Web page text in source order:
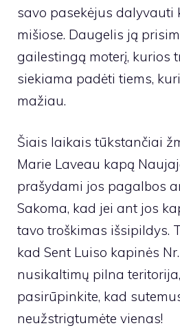
savo pasekėjus dalyvauti
mišiose. Daugelis ją
gailestingą moterį, kurios
siekiama padėti tiems,
mažiau.
Šiais laikais tūkstančiai
Marie Laveau kapą
prašydami jos pagalbos
Sakoma, kad jei ant jos
tavo troškimas išsipildys.
kad Sent Luiso kapinės
nusikaltimų pilna
pasirūpinkite, kad
neužstrigtumėte vienas!